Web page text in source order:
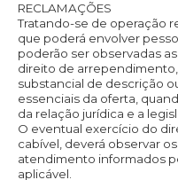
RECLAMAÇÕES
Tratando-se de operação
que poderá envolver
poderão ser observadas
direito de
substancial de descrição
essenciais da oferta,
da relação jurídica e a
O eventual exercício do
cabível, deverá observar
atendimento informados
aplicável.